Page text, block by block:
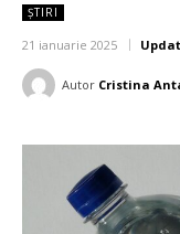
ȘTIRI
21 ianuarie 2025
Autor Cristina